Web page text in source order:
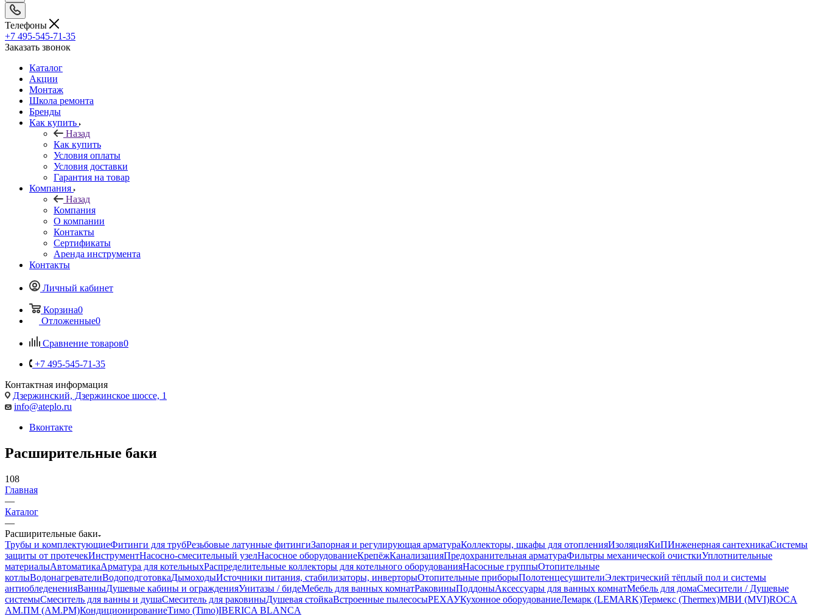
Телефоны
+7 495-545-71-35
Заказать звонок
Каталог
Акции
Монтаж
Школа ремонта
Бренды
Как купить
Назад
Как купить
Условия оплаты
Условия доставки
Гарантия на товар
Компания
Назад
Компания
О компании
Контакты
Сертификаты
Аренда инструмента
Контакты
Личный кабинет
Корзина0
Отложенные0
Сравнение товаров0
+7 495-545-71-35
Контактная информация
Дзержинский, Дзержинское шоссе, 1
info@ateplo.ru
Вконтакте
Расширительные баки
108
Главная
—
Каталог
—
Расширительные баки
Трубы и комплектующиеФитинги для трубРезьбовые латунные фитингиЗапорная и регулирующая арматураКоллекторы, шкафы для отопленияИзоляцияКиПИнженерная сантехникаСистемы
защиты от протечекИнструментНасосно-смесительный узелНасосное оборудованиеКрепёжКанализацияПредохранительная арматураФильтры механической очисткиУплотнительные
материалыАвтоматикаАрматура для котельныхРаспределительные коллекторы для котельного оборудованияНасосные группыОтопительные
котлыВодонагревателиВодоподготовкаДымоходыИсточники питания, стабилизаторы, инверторыОтопительные приборыПолотенцесушителиЭлектрический тёплый пол и системы
антиобледененияВанныДушевые кабины и огражденияУнитазы / бидеМебель для ванных комнатРаковиныПоддоныАксессуары для ванных комнатМебель для домаСмесители / Душевые
системыСмеситель для ванны и душаСмеситель для раковиныДушевая стойкаВстроенные пылесосыРЕХАУКухонное оборудованиеЛемарк (LEMARK)Термекс (Thermex)МВИ (MVI)ROCA
АМ.ПМ (AM.PM)КондиционированиеТимо (Timo)IBERICA BLANCA